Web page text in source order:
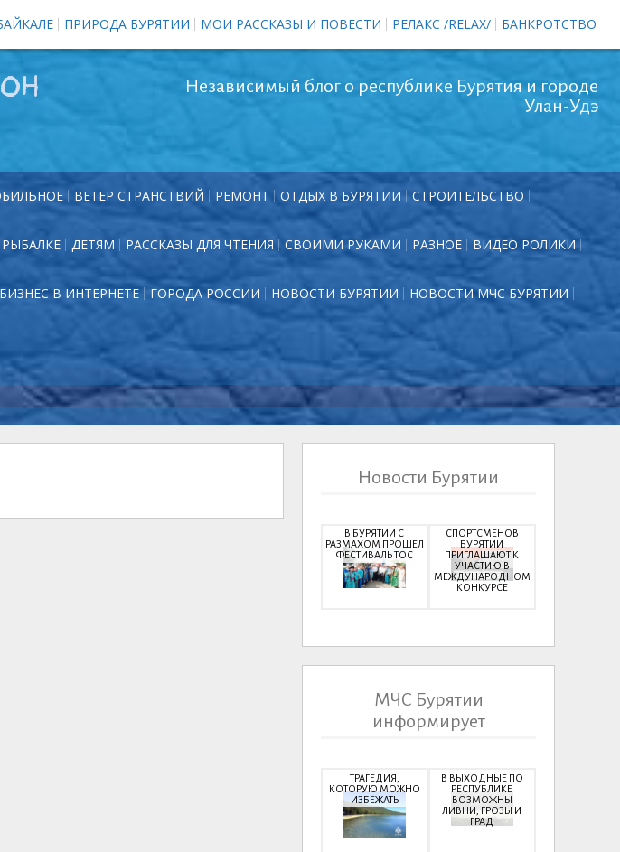
ПРИРОДА БУРЯТИИ МОИ РАССКАЗЫ И ПОВЕСТИ РЕЛАКС /RELAX/ БАНКРОТСТВО
Независимый блог о республике Бурятия и городе
Улан-Удэ
ВЕТЕР СТРАНСТВИЙ РЕМОНТ ОТДЫХ В БУРЯТИИ СТРОИТЕЛЬСТВО
ДЕТЯМ РАССКАЗЫ ДЛЯ ЧТЕНИЯ СВОИМИ РУКАМИ РАЗНОЕ ВИДЕО РОЛИКИ
БИЗНЕС В ИНТЕРНЕТЕ ГОРОДА РОССИИ НОВОСТИ БУРЯТИИ НОВОСТИ МЧС БУРЯТИИ
Новости Бурятии
В БУРЯТИИ С
РАЗМАХОМ ПРОШЕЛ
ФЕСТИВАЛЬ ТОС
СПОРТСМЕНОВ
БУРЯТИИ
ПРИГЛАШАЮТ К
УЧАСТИЮ В
МЕЖДУНАРОДНОМ
КОНКУРСЕ
МЧС Бурятии
информирует
ТРАГЕДИЯ,
КОТОРУЮ МОЖНО
ИЗБЕЖАТЬ
В ВЫХОДНЫЕ ПО
РЕСПУБЛИКЕ
ВОЗМОЖНЫ
ЛИВНИ, ГРОЗЫ И
ГРАД